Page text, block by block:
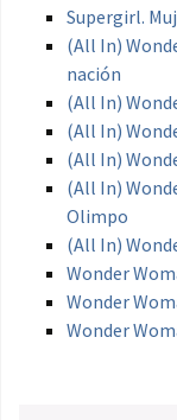
Supergirl.
(All In)
nación
(All In)
(All In)
(All In)
(All In)
Olimpo
(All In)
Wonder
Wonder
Wonder